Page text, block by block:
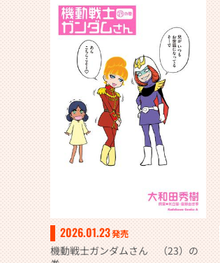
2026.01.23発売
機動戦士ガンダムさん （23）の